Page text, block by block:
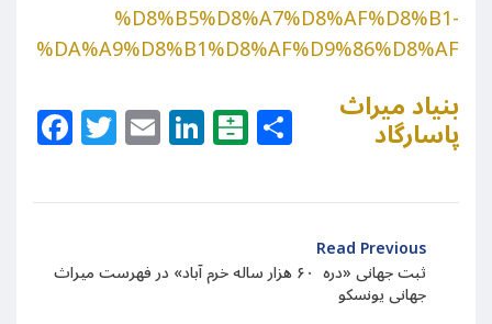
%D8%B5%D8%A7%D8%AF%D8%B1-
%DA%A9%D8%B1%D8%AF%D9%86%D8%AF
Facebook
Twitter
EmailLinkedIn
Balatarin
Share
بنیاد میراث
پاسارگاد
Read Previous
ثبت جهانی «دره ۶۰ هزار ساله خرم آباد» در فهرست میراث
جهانی یونسکو